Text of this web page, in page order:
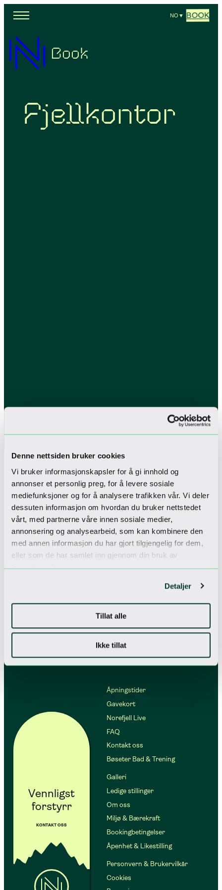
Denne nettsiden bruker cookies
Vi bruker informasjonskapsler for å gi innhold og
annonser et personlig preg, for å levere sosiale
mediefunksjoner og for å analysere trafikken vår. Vi deler
dessuten informasjon om hvordan du bruker nettstedet
vårt, med partnerne våre innen sosiale medier,
annonsering og analysearbeid, som kan kombinere den
med annen informasjon du har gjort tilgjengelig for dem,
eller som de har samlet inn gjennom din bruk av
tjenestene deres.
Detaljer
Tillat alle
Ikke tillat
NO ▼ BOOK
Book
Fjellkontor
Sjekk inn til
Vårt nyhetsbrev
Få unike tilbud
Vennligst
forstyrr
KONTAKT OSS
Åpningstider
Gavekort
Norefjell Live
FAQ
Kontakt oss
Bøseter Bad & Trening
Galleri
Ledige stillinger
Om oss
Miljø & Bærekraft
Bookingbetingelser
Åpenhet & Likestilling
Personvern & Brukervilkår
Cookies